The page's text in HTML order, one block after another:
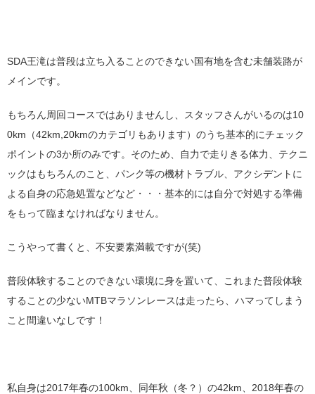
SDA王滝は普段は立ち入ることのできない国有地を含む未舗装路が
メインです。
もちろん周回コースではありませんし、スタッフさんがいるのは10
0km（42km,20kmのカテゴリもあります）のうち基本的にチェック
ポイントの3か所のみです。そのため、自力で走りきる体力、テクニ
ックはもちろんのこと、パンク等の機材トラブル、アクシデントに
よる自身の応急処置などなど・・・基本的には自分で対処する準備
をもって臨まなければなりません。
こうやって書くと、不安要素満載ですが(笑)
普段体験することのできない環境に身を置いて、これまた普段体験
することの少ないMTBマラソンレースは走ったら、ハマってしまう
こと間違いなしです！
私自身は2017年春の100km、同年秋（冬？）の42km、2018年春の